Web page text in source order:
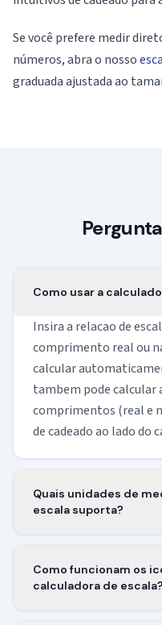
Se você prefere medir
números, abra o nosso
graduada ajustada ao
Como usar a
Insira a relacao de
comprimento real ou
calcular
tambem pode calcular
comprimentos (real e
de cadeado ao lado do
Quais unidades de
escala suporta?
km), unidades
milhas) e milhas
Como funcionam os
calculadora de escala?